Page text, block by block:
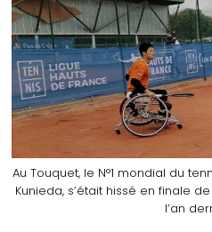
Au Touquet, le N°1 mondial du
Kunieda, s’était hissé en finale
l’an